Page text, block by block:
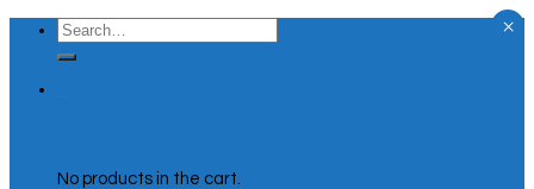
Skip
content
Search
for:
No products in the cart.
×